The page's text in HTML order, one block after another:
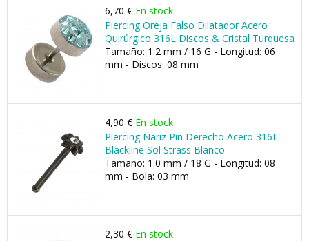
6,70 € En stock
Piercing Oreja Falso Dilatador Acero
Quirúrgico 316L Discos & Cristal Turquesa
Tamaño: 1.2 mm / 16 G - Longitud: 06
mm - Discos: 08 mm
4,90 € En stock
Piercing Nariz Pin Derecho Acero 316L
Blackline Sol Strass Blanco
Tamaño: 1.0 mm / 18 G - Longitud: 08
mm - Bola: 03 mm
2,30 € En stock